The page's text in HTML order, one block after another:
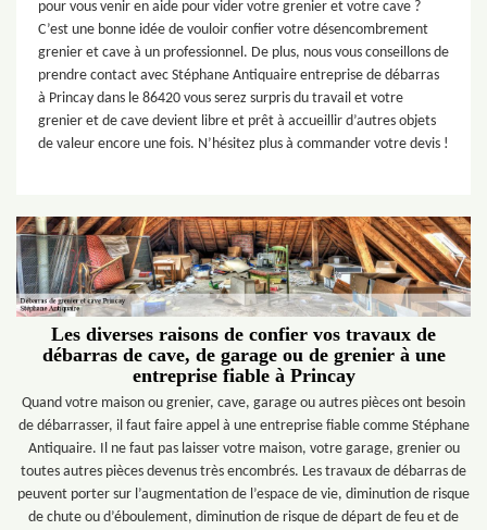
pour vous venir en aide pour vider votre grenier et votre cave ?
C’est une bonne idée de vouloir confier votre désencombrement
grenier et cave à un professionnel. De plus, nous vous conseillons de
prendre contact avec Stéphane Antiquaire entreprise de débarras
à Princay dans le 86420 vous serez surpris du travail et votre
grenier et de cave devient libre et prêt à accueillir d’autres objets
de valeur encore une fois. N’hésitez plus à commander votre devis !
Les diverses raisons de confier vos travaux de
débarras de cave, de garage ou de grenier à une
entreprise fiable à Princay
Quand votre maison ou grenier, cave, garage ou autres pièces ont besoin
de débarrasser, il faut faire appel à une entreprise fiable comme Stéphane
Antiquaire. Il ne faut pas laisser votre maison, votre garage, grenier ou
toutes autres pièces devenus très encombrés. Les travaux de débarras de
peuvent porter sur l’augmentation de l’espace de vie, diminution de risque
de chute ou d’éboulement, diminution de risque de départ de feu et de